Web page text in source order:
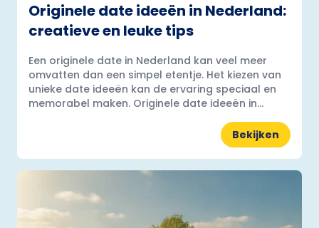
Originele date ideeën in Nederland:
creatieve en leuke tips
Een originele date in Nederland kan veel meer
omvatten dan een simpel etentje. Het kiezen van
unieke date ideeën kan de ervaring speciaal en
memorabel maken. Originele date ideeën in...
Bekijken